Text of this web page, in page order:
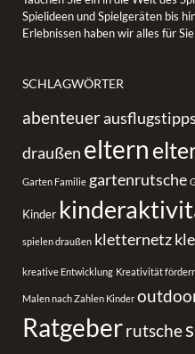
Spielideen und Spielgeräten bis
Erlebnissen haben wir alles für
SCHLAGWÖRTER
abenteuerausflugstipps
draußen eltern
Garten Familie gartenrutsche
Kinder
spielen draußen kletternetz
kreative Entwicklung Kreativität
Malen nach Zahlen Kinder
Ratgeberrutsche